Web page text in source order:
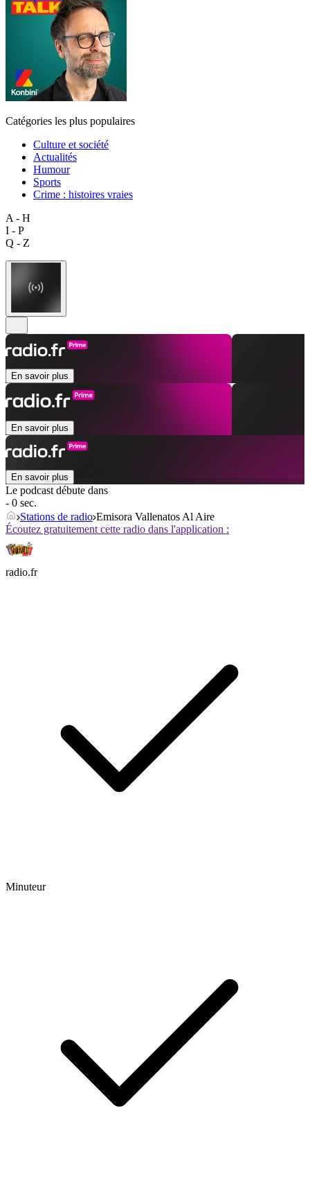
Catégories les plus populaires
Culture et société
Actualités
Humour
Sports
Crime : histoires vraies
A - H
I - P
Q - Z
En savoir plus
En savoir plus
En savoir plus
Le podcast débute dans
- 0 sec.
Stations de radio Emisora Vallenatos Al Aire
Écoutez gratuitement cette radio dans l'application :
radio.fr
Minuteur